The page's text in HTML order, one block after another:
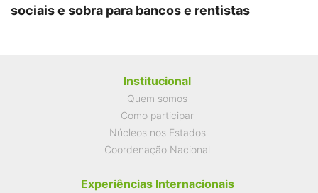
sociais e sobra para bancos e rentistas
Institucional
Quem somos
Como participar
Núcleos nos Estados
Coordenação Nacional
Experiências Internacionais